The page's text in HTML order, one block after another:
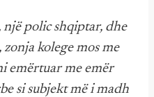
një polic shqiptar, dhe
kolege mos me
emërtuar me emër
si subjekt më i madh